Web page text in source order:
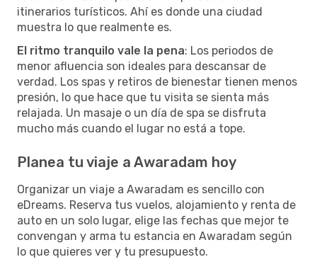
itinerarios turísticos. Ahí es donde una ciudad
muestra lo que realmente es.
El ritmo tranquilo vale la pena: Los periodos de
menor afluencia son ideales para descansar de
verdad. Los spas y retiros de bienestar tienen menos
presión, lo que hace que tu visita se sienta más
relajada. Un masaje o un día de spa se disfruta
mucho más cuando el lugar no está a tope.
Planea tu viaje a Awaradam hoy
Organizar un viaje a Awaradam es sencillo con
eDreams. Reserva tus vuelos, alojamiento y renta de
auto en un solo lugar, elige las fechas que mejor te
convengan y arma tu estancia en Awaradam según
lo que quieres ver y tu presupuesto.